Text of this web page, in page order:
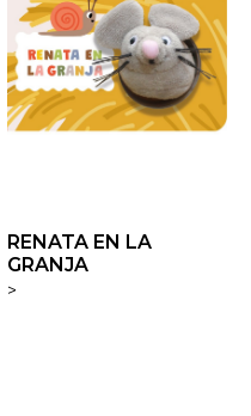
RENATA EN LA
GRANJA
>